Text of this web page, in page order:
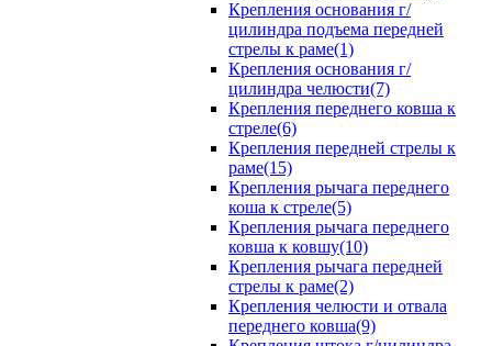
Крепления основания г/
цилиндра подъема передней
стрелы к раме(1)
Крепления основания г/
цилиндра челюсти(7)
Крепления переднего ковша к
стреле(6)
Крепления передней стрелы к
раме(15)
Крепления рычага переднего
коша к стреле(5)
Крепления рычага переднего
ковша к ковшу(10)
Крепления рычага передней
стрелы к раме(2)
Крепления челюсти и отвала
переднего ковша(9)